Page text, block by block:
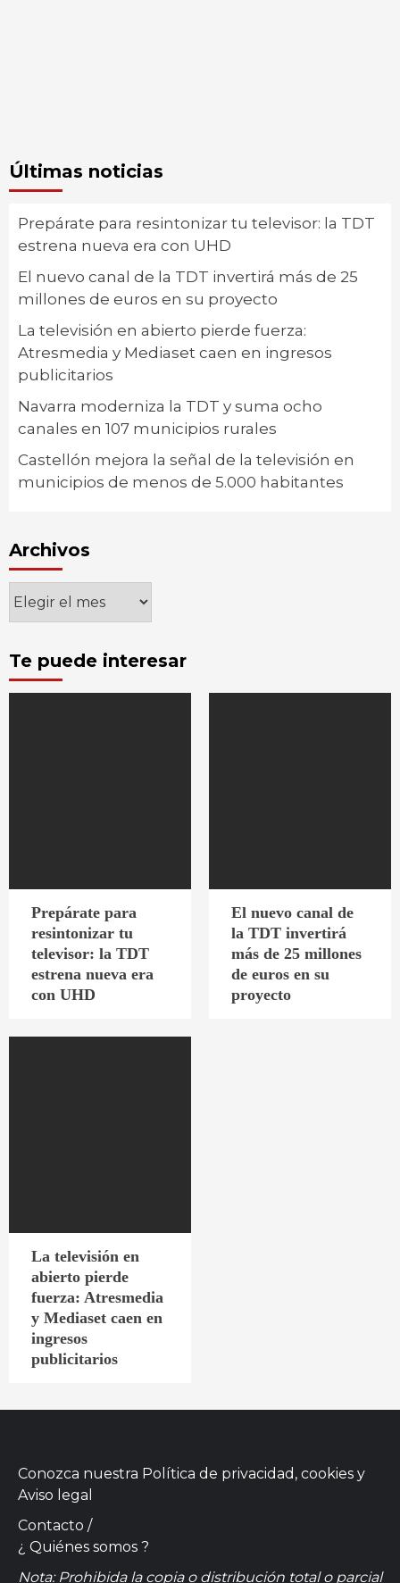
Últimas noticias
Prepárate para resintonizar tu televisor: la TDT
estrena nueva era con UHD
El nuevo canal de la TDT invertirá más de 25
millones de euros en su proyecto
La televisión en abierto pierde fuerza:
Atresmedia y Mediaset caen en ingresos
publicitarios
Navarra moderniza la TDT y suma ocho
canales en 107 municipios rurales
Castellón mejora la señal de la televisión en
municipios de menos de 5.000 habitantes
Archivos
Archivos
Te puede interesar
Prepárate para
resintonizar tu
televisor: la TDT
estrena nueva era
con UHD
El nuevo canal de
la TDT invertirá
más de 25 millones
de euros en su
proyecto
La televisión en
abierto pierde
fuerza: Atresmedia
y Mediaset caen en
ingresos
publicitarios
Conozca nuestra Política de privacidad, cookies y
Aviso legal
Contacto /
¿ Quiénes somos ?
Nota: Prohibida la copia o distribución total o parcial